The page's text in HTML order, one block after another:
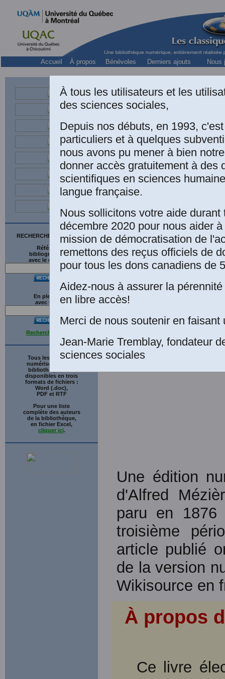
Accueil À propos Bénévoles Derniers ajouts Nous
RECHERCHE SUR LE SITE
Références
bibliographiques
avec le catalogue
En plein texte
avec G gle
Recherche avancée
Tous les ouvrages
numérisés de cette
bibliothèque sont
disponibles en trois
formats de fichiers :
Word (.doc),
PDF et RTF
Pour une liste
complète des auteurs
de la bibliothèque,
en fichier Excel,
cliquer ici.
Collection « Sciences de la
Une édition
d'Alfred
paru en
troisième
article publié
de la version
Wikisource en
À propos
Ce livre
À tous les utilisateurs et les
des sciences sociales,
Depuis nos débuts, en 1993,
particuliers et à quelques
nous avons pu mener à bien
donner accès gratuitement à des
scientifiques en sciences
langue française.
Nous sollicitons votre aide durant
décembre 2020 pour nous aider
mission de démocratisation de
remettons des reçus officiels de
pour tous les dons canadiens de
Aidez-nous à assurer la
en libre accès!
Merci de nous soutenir en faisant
Jean-Marie Tremblay, fondateur
sciences sociales